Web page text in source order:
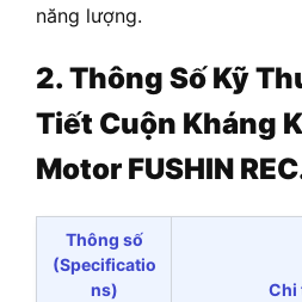
năng lượng.
2. Thông Số Kỹ
Tiết Cuộn Kháng
Motor FUSHIN
Thông số
(Specificatio
ns)
Chi